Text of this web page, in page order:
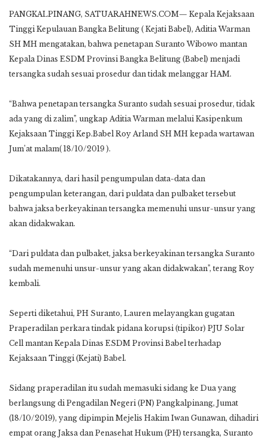
PANGKALPINANG, SATUARAHNEWS.COM— Kepala Kejaksaan
Tinggi Kepulauan Bangka Belitung ( Kejati Babel), Aditia Warman
SH MH mengatakan, bahwa penetapan Suranto Wibowo mantan
Kepala Dinas ESDM Provinsi Bangka Belitung (Babel) menjadi
tersangka sudah sesuai prosedur dan tidak melanggar HAM.
“Bahwa penetapan tersangka Suranto sudah sesuai prosedur, tidak
ada yang di zalim”, ungkap Aditia Warman melalui Kasipenkum
Kejaksaan Tinggi Kep.Babel Roy Arland SH MH kepada wartawan
Jum’at malam( 18/10/2019 ).
Dikatakannya, dari hasil pengumpulan data-data dan
pengumpulan keterangan, dari puldata dan pulbaket tersebut
bahwa jaksa berkeyakinan tersangka memenuhi unsur-unsur yang
akan didakwakan.
“Dari puldata dan pulbaket, jaksa berkeyakinan tersangka Suranto
sudah memenuhi unsur-unsur yang akan didakwakan”, terang Roy
kembali.
Seperti diketahui, PH Suranto, Lauren melayangkan gugatan
Praperadilan perkara tindak pidana korupsi (tipikor) PJU Solar
Cell mantan Kepala Dinas ESDM Provinsi Babel terhadap
Kejaksaan Tinggi (Kejati) Babel.
Sidang praperadilan itu sudah memasuki sidang ke Dua yang
berlangsung di Pengadilan Negeri (PN) Pangkalpinang, Jumat
(18/10/2019), yang dipimpin Mejelis Hakim Iwan Gunawan, dihadiri
empat orang Jaksa dan Penasehat Hukum (PH) tersangka, Suranto